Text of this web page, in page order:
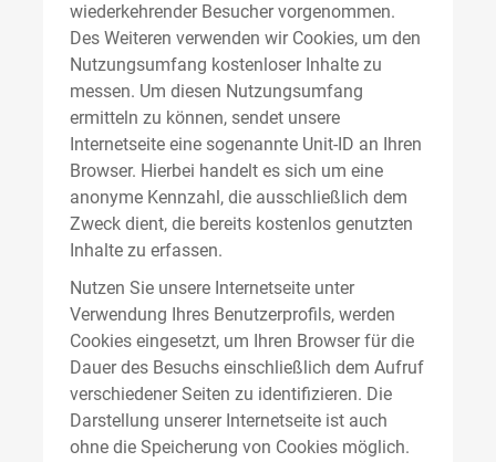
wiederkehrender Besucher vorgenommen.
Des Weiteren verwenden wir Cookies, um den
Nutzungsumfang kostenloser Inhalte zu
messen. Um diesen Nutzungsumfang
ermitteln zu können, sendet unsere
Internetseite eine sogenannte Unit-ID an Ihren
Browser. Hierbei handelt es sich um eine
anonyme Kennzahl, die ausschließlich dem
Zweck dient, die bereits kostenlos genutzten
Inhalte zu erfassen.
Nutzen Sie unsere Internetseite unter
Verwendung Ihres Benutzerprofils, werden
Cookies eingesetzt, um Ihren Browser für die
Dauer des Besuchs einschließlich dem Aufruf
verschiedener Seiten zu identifizieren. Die
Darstellung unserer Internetseite ist auch
ohne die Speicherung von Cookies möglich.